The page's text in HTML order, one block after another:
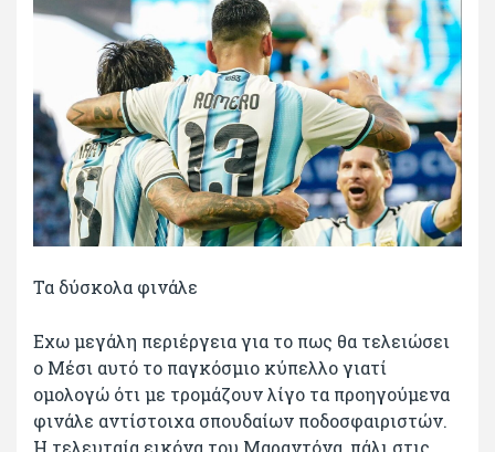
Τα δύσκολα φινάλε
Εχω μεγάλη περιέργεια για το πως θα τελειώσει
ο Μέσι αυτό το παγκόσμιο κύπελλο γιατί
ομολογώ ότι με τρομάζουν λίγο τα προηγούμενα
φινάλε αντίστοιχα σπουδαίων ποδοσφαιριστών.
Η τελευταία εικόνα του Μαραντόνα, πάλι στις